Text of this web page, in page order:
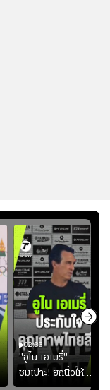
02:33
"อูไน เอเมรี่"
ชมเปาะ! ยกนิ้วให้